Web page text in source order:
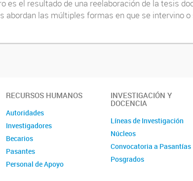
es el resultado de una reelaboración de la tesis
abordan las múltiples formas en que se intervino
RECURSOS HUMANOS
Autoridades
Investigadores
Becarios
Pasantes
Personal de Apoyo
INVESTIGACIÓN Y
DOCENCIA
Líneas de Investigación
Núcleos
Convocatoria a Pasantías
Posgrados